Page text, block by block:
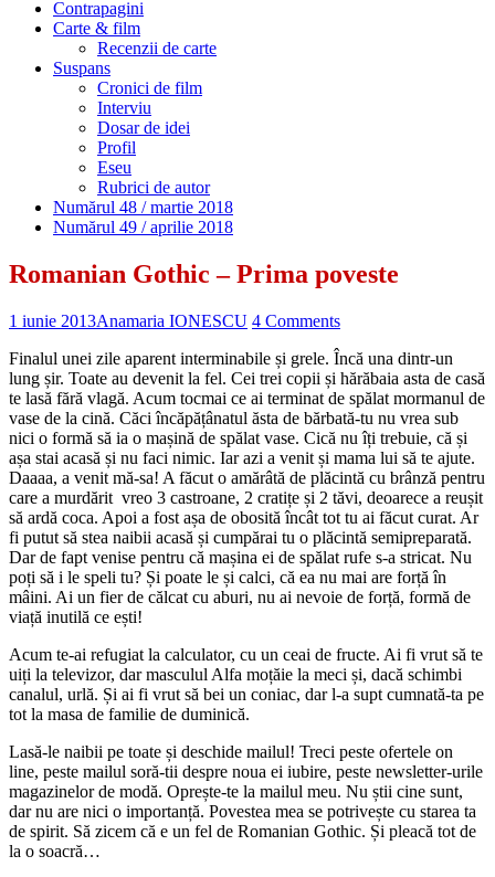
Contrapagini
Carte & film
Recenzii de carte
Suspans
Cronici de film
Interviu
Dosar de idei
Profil
Eseu
Rubrici de autor
Numărul 48 / martie 2018
Numărul 49 / aprilie 2018
Romanian Gothic – Prima poveste
1 iunie 2013Anamaria IONESCU 4 Comments
Finalul unei zile aparent interminabile și grele. Încă una dintr-un
lung șir. Toate au devenit la fel. Cei trei copii și hărăbaia asta de casă
te lasă fără vlagă. Acum tocmai ce ai terminat de spălat mormanul de
vase de la cină. Căci încăpățânatul ăsta de bărbată-tu nu vrea sub
nici o formă să ia o mașină de spălat vase. Cică nu îți trebuie, că și
așa stai acasă și nu faci nimic. Iar azi a venit și mama lui să te ajute.
Daaaa, a venit mă-sa! A făcut o amărâtă de plăcintă cu brânză pentru
care a murdărit vreo 3 castroane, 2 cratițe și 2 tăvi, deoarece a reușit
să ardă coca. Apoi a fost așa de obosită încât tot tu ai făcut curat. Ar
fi putut să stea naibii acasă și cumpărai tu o plăcintă semipreparată.
Dar de fapt venise pentru că mașina ei de spălat rufe s-a stricat. Nu
poți să i le speli tu? Și poate le și calci, că ea nu mai are forță în
mâini. Ai un fier de călcat cu aburi, nu ai nevoie de forță, formă de
viață inutilă ce ești!
Acum te-ai refugiat la calculator, cu un ceai de fructe. Ai fi vrut să te
uiți la televizor, dar masculul Alfa moțăie la meci și, dacă schimbi
canalul, urlă. Și ai fi vrut să bei un coniac, dar l-a supt cumnată-ta pe
tot la masa de familie de duminică.
Lasă-le naibii pe toate și deschide mailul! Treci peste ofertele on
line, peste mailul soră-tii despre noua ei iubire, peste newsletter-urile
magazinelor de modă. Oprește-te la mailul meu. Nu știi cine sunt,
dar nu are nici o importanță. Povestea mea se potrivește cu starea ta
de spirit. Să zicem că e un fel de Romanian Gothic. Și pleacă tot de
la o soacră…